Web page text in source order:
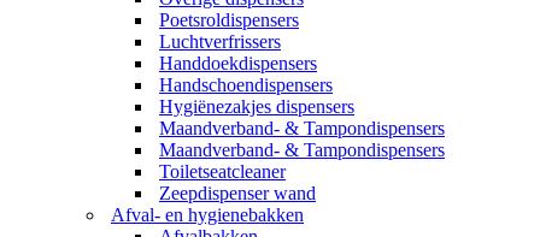
Poetsroldispensers
Luchtverfrissers
Handdoekdispensers
Handschoendispensers
Hygiënezakjes dispensers
Maandverband- & Tampondispensers
Maandverband- & Tampondispensers
Toiletseatcleaner
Zeepdispenser wand
Afval- en hygienebakken